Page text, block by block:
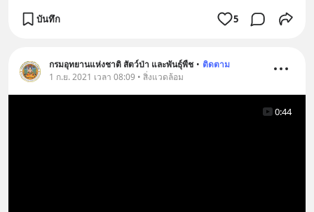
บันทึก 5
กรมอุทยานแห่งชาติ สัตว์ป่า และพันธุ์พืช • ติดตาม
1 ก.ย. 2021 เวลา 08:09 • สิ่งแวดล้อม
0:44